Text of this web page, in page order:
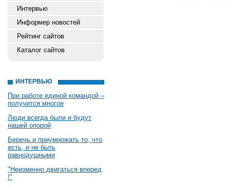
Интервью
Информер новостей
Рейтинг сайтов
Каталог сайтов
ИНТЕРВЬЮ
При работе единой командой –
получится многое
Люди всегда были и будут
нашей опорой
Беречь и приумножать то, что
есть, и не быть
равнодушными
"Неизменно двигаться вперед
!"